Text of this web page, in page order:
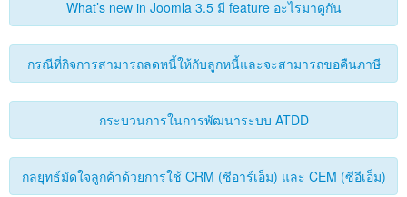
Forums
What’s new in Joomla 3.5 มี feature อะไรมาดูกัน
กรณีที่กิจการสามารถลดหนี้ให้กับลูกหนี้และจะสามารถขอคืนภาษี
กระบวนการในการพัฒนาระบบ ATDD
กลยุทธ์มัดใจลูกค้าด้วยการใช้ CRM (ซีอาร์เอ็ม) และ CEM (ซีอีเอ็ม)